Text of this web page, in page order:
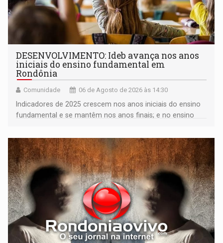
DESENVOLVIMENTO: Ideb avança nos anos
iniciais do ensino fundamental em
Rondônia
Comunidade 06 de Agosto de 2026 às 14:30
Indicadores de 2025 crescem nos anos iniciais do ensino
fundamental e se mantêm nos anos finais; e no ensino